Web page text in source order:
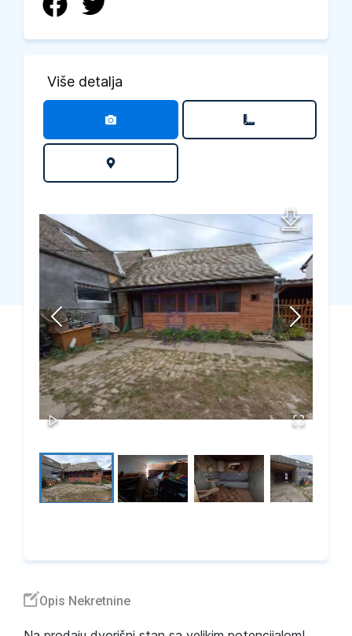
Više detalja
Opis Nekretnine